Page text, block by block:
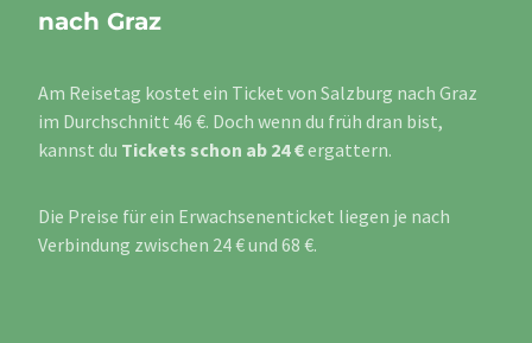
nach Graz
Am Reisetag kostet ein Ticket von Salzburg nach Graz
im Durchschnitt 46 €. Doch wenn du früh dran bist,
kannst du Tickets schon ab 24 €ergattern.
Die Preise für ein Erwachsenenticket liegen je nach
Verbindung zwischen 24 € und 68 €.